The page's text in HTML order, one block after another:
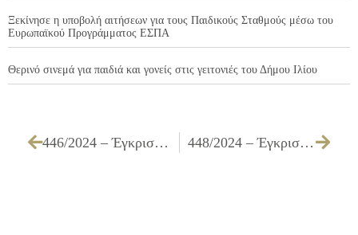
Ξεκίνησε η υποβολή αιτήσεων για τους Παιδικούς Σταθμούς μέσω του
Ευρωπαϊκού Προγράμματος ΕΣΠΑ
Θερινό σινεμά για παιδιά και γονείς στις γειτονιές του Δήμου Ιλίου
446/2024 – Έγκριση τεχνικών προδιαγραφών, καθορισμός όρων διακήρυξης, τρόπου εκτέλεσης και συγκρότησης επιτροπής διενέργειας διαγωνισμού, αξιολόγησης υποβαλλόμενων προσφορών και επιτροπής παρακολούθησης και παραλαβής δημόσιας σύμβασης, που αφορούν στον ανοιχτό ηλεκτρονικό διαγωνισμό άνω των ορίων με κριτήριο ανάθεσης την πλέον συμφέρουσα από οικονομική άποψη προσφορά, βάσει της βέλτιστης σχέσης ποιότητας – τιμής, για το Υποέργο 1 «Δράσεις Ψηφιακού Μετασχηματισμού του Δήμου Ιλίου» 448/2024 – Έγκριση διενέργειας, τεχνικών προδιαγραφών, καθορισμός τρόπου εκτέλεσης και ανάθεσης για την υπηρεσία με τίτλο «Ο Σάκος των Χριστουγέννων & ο Αγ. Βασίλης»